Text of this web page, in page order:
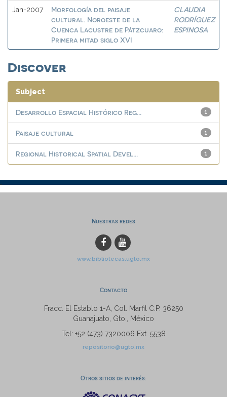
Jan-2007
Morfología del paisaje
cultural. Noroeste de la
Cuenca Lacustre de Pátzcuaro:
Primera mitad siglo XVI
CLAUDIA
RODRÍGUEZ
ESPINOSA
Discover
Subject
1
Desarrollo Espacial Histórico Reg...
1
Paisaje cultural
1
Regional Historical Spatial Devel...
Nuestras redes
www.bibliotecas.ugto.mx
Contacto
Fracc. El Establo 1-A, Col. Marfil C.P. 36250
Guanajuato, Gto., México
Tel: +52 (473) 7320006 Ext. 5538
repositorio@ugto.mx
Otros sitios de interés: